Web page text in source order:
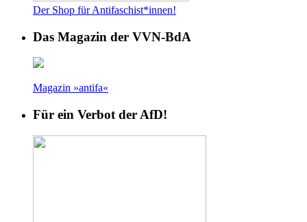
Der Shop für Antifaschist*innen!
Das Magazin der VVN-BdA
Magazin »antifa«
Für ein Verbot der AfD!